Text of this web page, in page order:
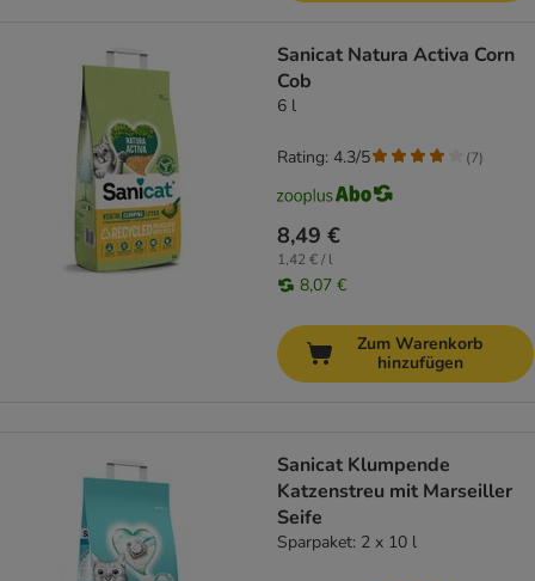
Sanicat Natura Activa Corn
Cob
6 l
8,49 €
1,42 € / l
8,07 €
Rating: 4.3/5 (7)
Zum Warenkorb
hinzufügen
Sanicat Klumpende
Katzenstreu mit Marseiller
Seife
Sparpaket: 2 x 10 l